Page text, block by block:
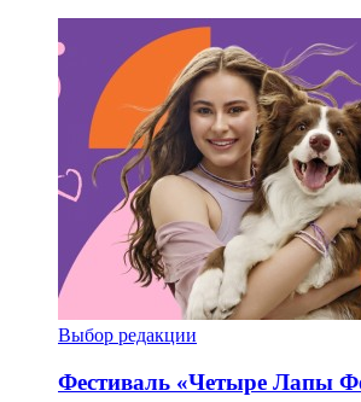
Выбор редакции
Фестиваль «Четыре Лапы